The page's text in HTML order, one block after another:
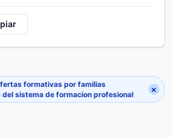
formativas por familias
sistema de formacion profesional
×